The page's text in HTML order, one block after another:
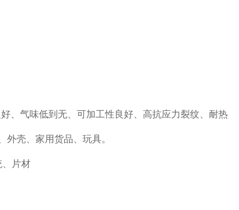
、气味低到无、可加工性良好、高抗应力裂纹、耐热
壳、家用货品、玩具。
、片材